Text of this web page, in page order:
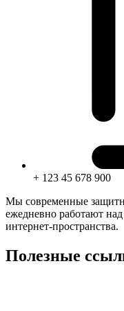
+ 123 45 678 900
Мы современные
ежедневно работают
интернет-пространства.
Полезные